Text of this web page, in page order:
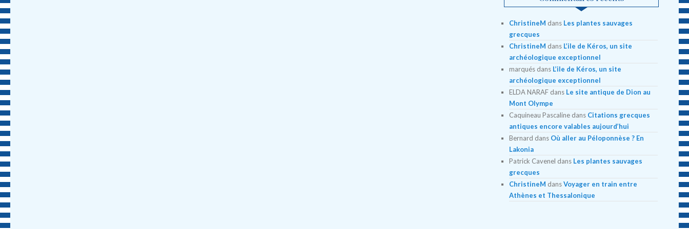
ChristineM dans Les plantes sauvages
grecques
ChristineM dans L’ile de Kéros, un site
archéologique exceptionnel
marquésdans L’ile de Kéros, un site
archéologique exceptionnel
ELDA NARAFdans Le site antique de Dion au
Mont Olympe
Caquineau Pascalinedans Citations grecques
antiques encore valables aujourd’hui
Bernard dans Où aller au Péloponnèse ? En
Lakonia
Patrick Cavenel dans Les plantes sauvages
grecques
ChristineM dansVoyager en train entre
Athènes et Thessalonique